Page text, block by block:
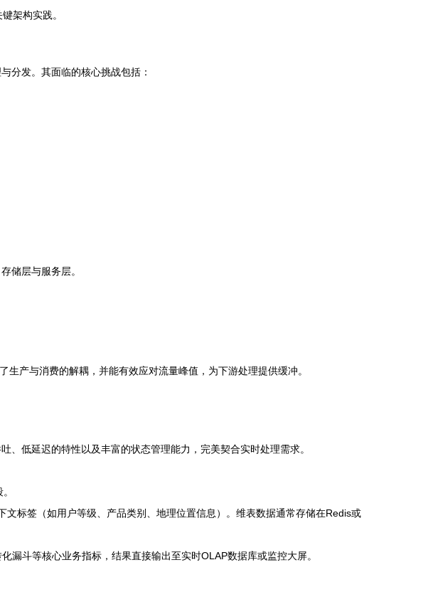
架构实践。
分发。其面临的核心挑战包括：
储层与服务层。
产与消费的解耦，并能有效应对流量峰值，为下游处理提供缓冲。
、低延迟的特性以及丰富的状态管理能力，完美契合实时处理需求。
标签（如用户等级、产品类别、地理位置信息）。维表数据通常存储在Redis或
漏斗等核心业务指标，结果直接输出至实时OLAP数据库或监控大屏。